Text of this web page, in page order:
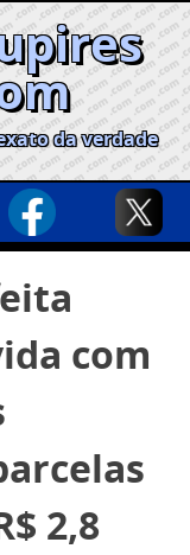
da verdade
com
2,8